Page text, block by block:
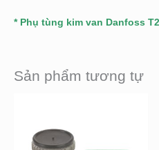
* Phụ tùng kim van Danfoss
Sản phẩm tương tự